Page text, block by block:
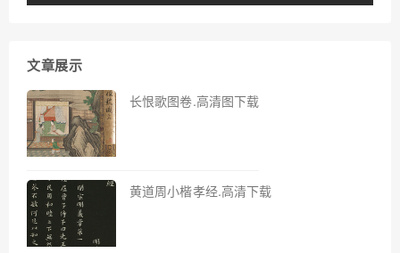
文章展示
长恨歌图卷.高清图下载
黄道周小楷孝经.高清下载